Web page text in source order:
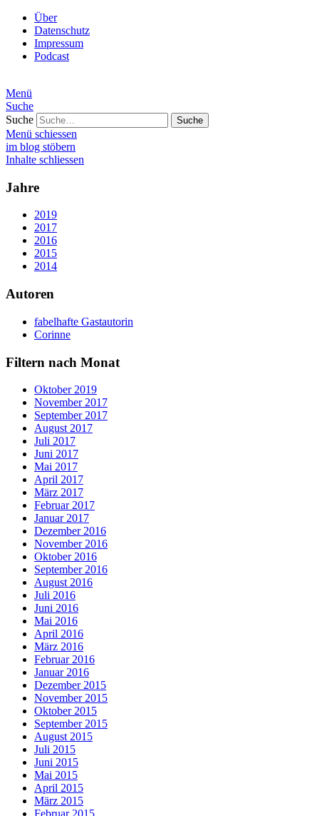
Über
Datenschutz
Impressum
Podcast
Menü
Suche
Suche
Menü schiessen
im blog stöbern
Inhalte schliessen
Jahre
2019
2017
2016
2015
2014
Autoren
fabelhafte Gastautorin
Corinne
Filtern nach Monat
Oktober 2019
November 2017
September 2017
August 2017
Juli 2017
Juni 2017
Mai 2017
April 2017
März 2017
Februar 2017
Januar 2017
Dezember 2016
November 2016
Oktober 2016
September 2016
August 2016
Juli 2016
Juni 2016
Mai 2016
April 2016
März 2016
Februar 2016
Januar 2016
Dezember 2015
November 2015
Oktober 2015
September 2015
August 2015
Juli 2015
Juni 2015
Mai 2015
April 2015
März 2015